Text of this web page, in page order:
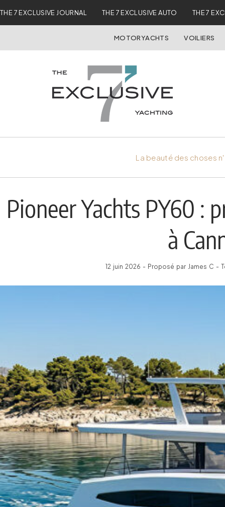
THE 7 EXCLUSIVE JOURNAL THE 7 EXCLUSIVE AUTO THE 7
MOTORYACHTS VOILIERS
La beauté des choses
Pioneer Yachts PY60 :
à
12 juin 2026 - Proposé par James C -